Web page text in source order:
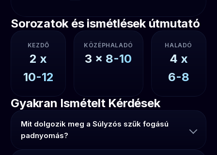
Sorozatok és ismétlések útmutató
KEZDŐ
2 x
10-12
KÖZÉPHALADÓ
3 x 8-10
HALADÓ
4 x
6-8
Gyakran Ismételt Kérdések
Mit dolgozik meg a Súlyzós szűk fogású
padnyomás?